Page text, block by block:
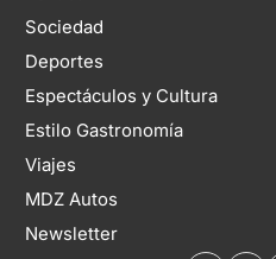
Sociedad
Deportes
Espectáculos y Cultura
Estilo Gastronomía
Viajes
MDZ Autos
Newsletter